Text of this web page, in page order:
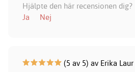
Hjälpte den här recensionen dig?
Ja
Nej
(5 av 5) av Erika Laur